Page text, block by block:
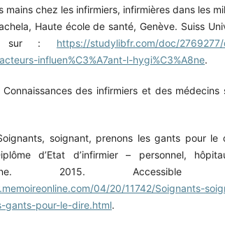
mains chez les infirmiers, infirmières dans les
Haute école de santé, Genève. Suiss
sur : https://studylibfr.com/doc/
influen%C3%A7ant-l-hygi%C3%A8ne.
des infirmiers et des
soignant, prenons les gants pour le
d’Etat d’infirmier – personnel,
2015.
04/20/11742/Soignants-
gants-pour-le-dire.html.